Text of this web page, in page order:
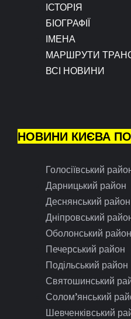
ІСТОРІЯ
БІОГРАФІЇ
ІМЕНА
МАРШРУТИ
ВСІ НОВИНИ
НОВИНИ КИЄВА
Голосіївський
Дарницький район
Деснянський район
Дніпровський
Оболонський район
Печерський район
Подільський район
Святошинський
Солом’янський
Шевченківський